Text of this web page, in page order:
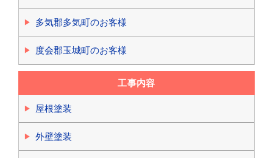
多気郡多気町のお客様
度会郡玉城町のお客様
工事内容
屋根塗装
外壁塗装